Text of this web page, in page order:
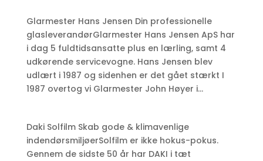
Glarmester Hans Jensen Din professionelle
glasleverandørGlarmester Hans Jensen ApS har
i dag​ 5 fuldtidsansatte plus en lærling, samt 4
udkørende servicevogne. Hans Jensen blev
udlært i 1987 og sidenhen er det gået stærkt I
1987 overtog vi Glarmester John Høyer i...
Daki Solfilm Skab gode & klimavenlige
indendørsmiljøerSolfilm er ikke hokus-pokus.
Gennem de sidste 50 år har DAKI i tæt